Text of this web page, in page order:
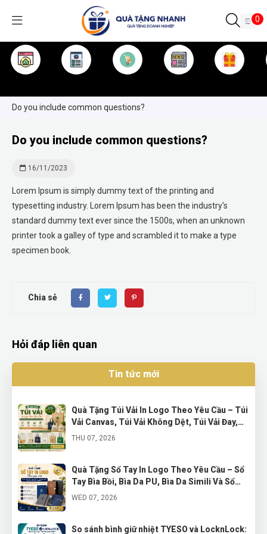
0
Do you include common questions?
Do you include common questions?
16/11/2023
Lorem Ipsum is simply dummy text of the printing and
typesetting industry. Lorem Ipsum has been the industry's
standard dummy text ever since the 1500s, when an unknown
printer took a galley of type and scrambled it to make a type
specimen book.
Chia sẻ
Hỏi đáp liên quan
Tin tức mới
Quà Tặng Túi Vải In Logo Theo Yêu Cầu – Túi
Vải Canvas, Túi Vải Không Dệt, Túi Vải Đay,
Túi Vải Dù, Túi Vải Lưới Và Túi Vải Bố Hàn
THU 07, 2026
Quà Tặng Sổ Tay In Logo Theo Yêu Cầu – Sổ
Tay Bìa Bồi, Bìa Da PU, Bìa Da Simili Và Sổ
Tay Cáp Sạc Cao Cấp
WED 07, 2026
So sánh bình giữ nhiệt TYESO và LocknLock: